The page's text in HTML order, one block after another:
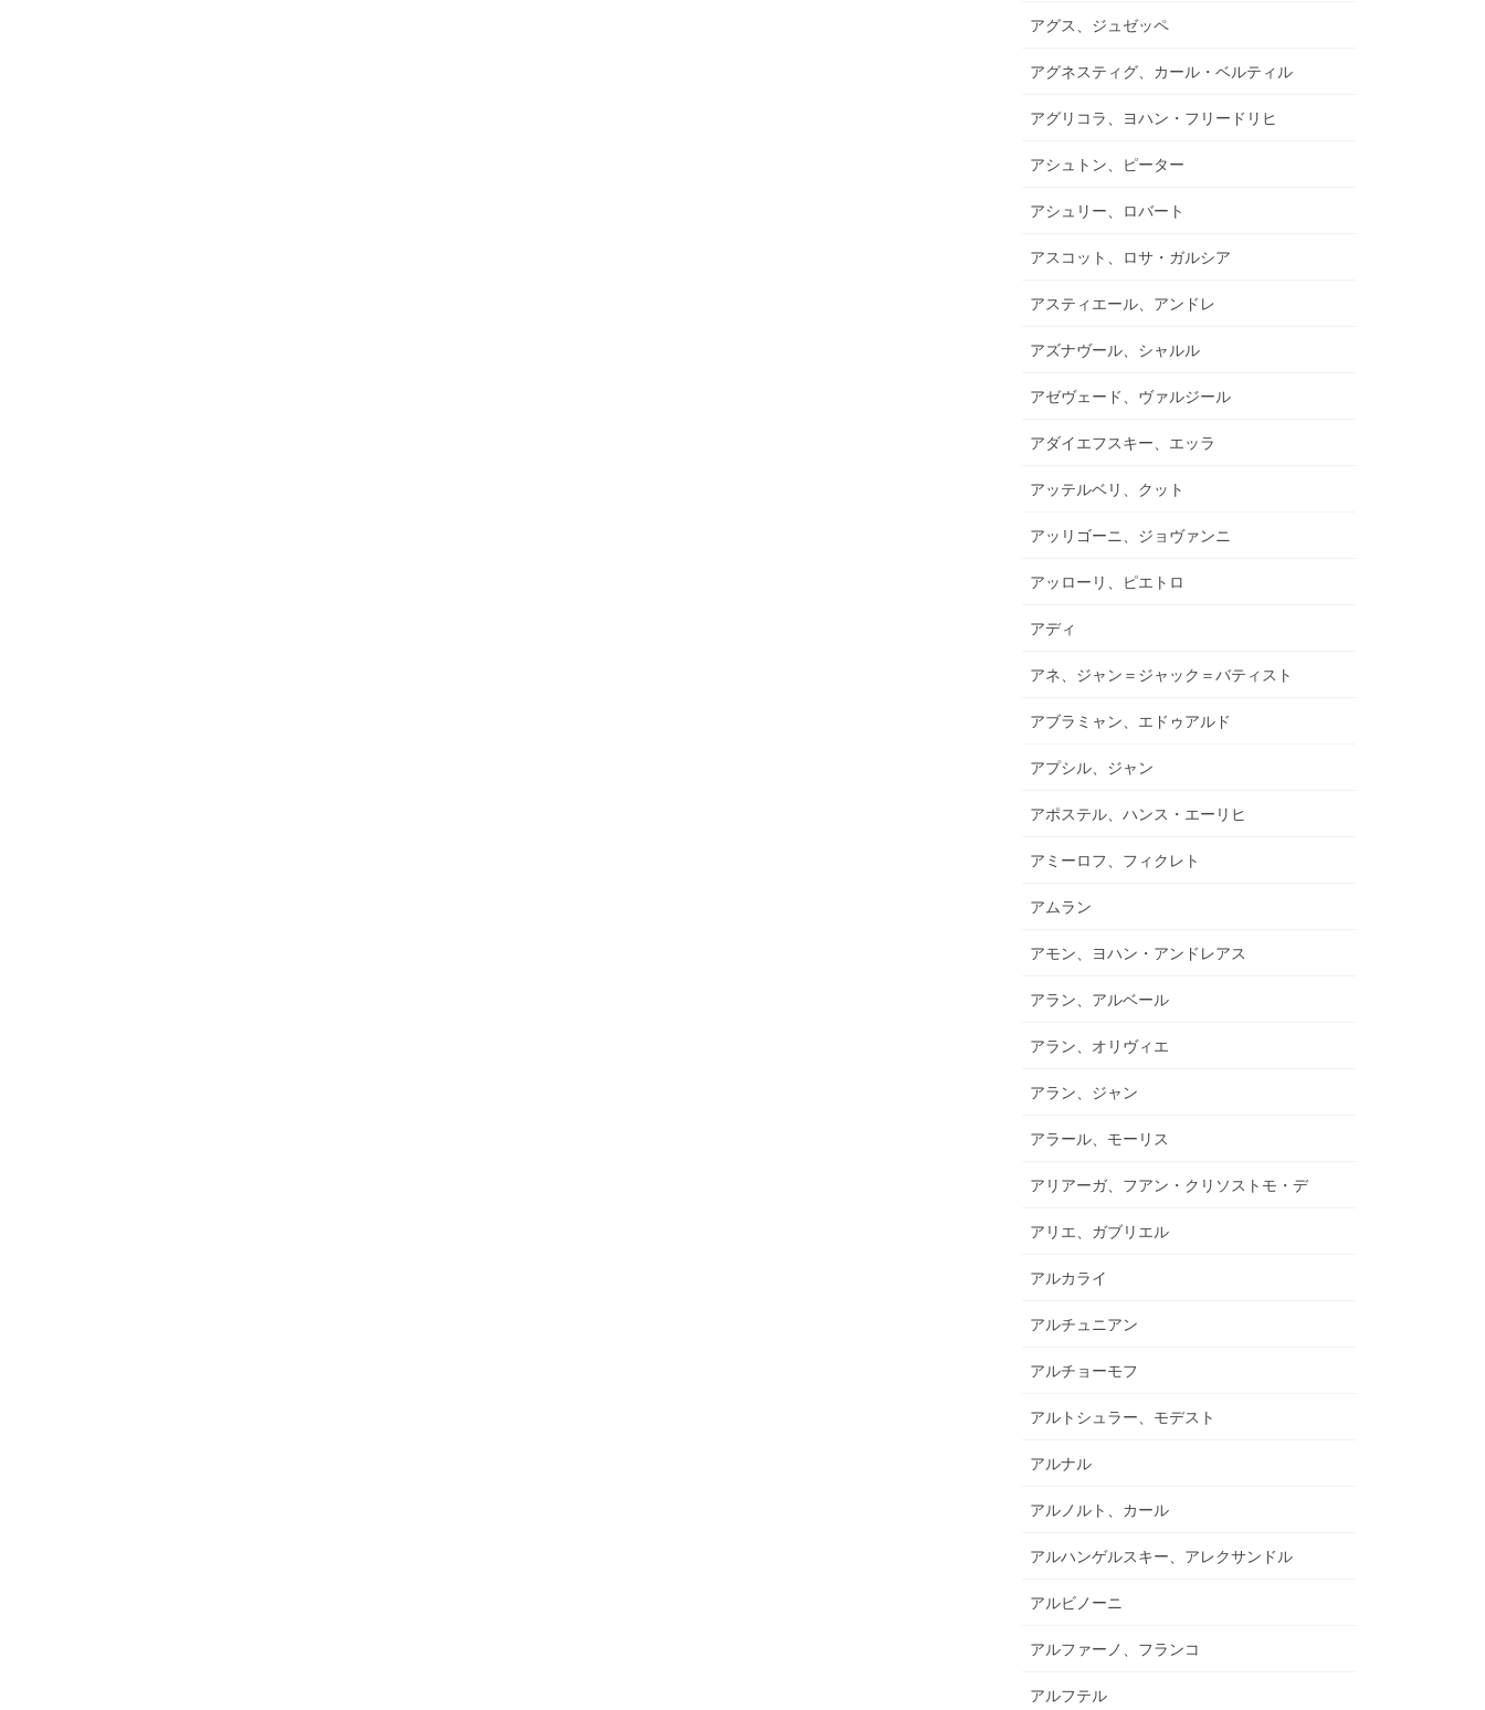
アグス、ジュゼッペ
アグネスティグ、カール・ベルティル
アグリコラ、ヨハン・フリードリヒ
アシュトン、ピーター
アシュリー、ロバート
アスコット、ロサ・ガルシア
アスティエール、アンドレ
アズナヴール、シャルル
アゼヴェード、ヴァルジール
アダイエフスキー、エッラ
アッテルベリ、クット
アッリゴーニ、ジョヴァンニ
アッローリ、ピエトロ
アディ
アネ、ジャン＝ジャック＝バティスト
アブラミャン、エドゥアルド
アプシル、ジャン
アポステル、ハンス・エーリヒ
アミーロフ、フィクレト
アムラン
アモン、ヨハン・アンドレアス
アラン、アルベール
アラン、オリヴィエ
アラン、ジャン
アラール、モーリス
アリアーガ、フアン・クリソストモ・デ
アリエ、ガブリエル
アルカライ
アルチュニアン
アルチョーモフ
アルトシュラー、モデスト
アルナル
アルノルト、カール
アルハンゲルスキー、アレクサンドル
アルビノーニ
アルファーノ、フランコ
アルフテル